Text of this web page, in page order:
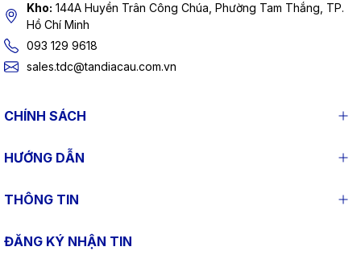
Kho: 144A Huyền Trân Công Chúa, Phường Tam Thắng, TP.
Hồ Chí Minh
093 129 9618
sales.tdc@tandiacau.com.vn
CHÍNH SÁCH
HƯỚNG DẪN
THÔNG TIN
ĐĂNG KÝ NHẬN TIN